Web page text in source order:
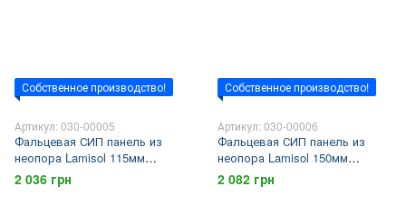
Собственное производство!
Артикул: 030-00005
Фальцевая СИП панель из
неопора Lamisol 115мм
15/100/0,45мм
2 036 грн
Собственное производство!
Артикул: 030-00006
Фальцевая СИП панель из
неопора Lamisol 150мм
10/140/0,45мм
2 082 грн